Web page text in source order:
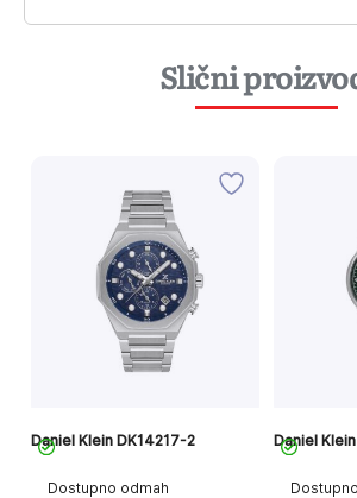
Slični
Dostupno odmah
Daniel Klein DK14217-2 Daniel